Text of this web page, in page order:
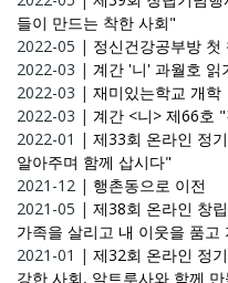
들이 만드는 착한 사회"
2022-05 | 정신건강공부방
2022-03 | 계간 '니' 과월호 읽
2022-03 | 재미있는학교 개학
2022-03 | 계간 <니> 제66호
2022-01 | 제33회 온라인 정
알아주며 함께 삽시다"
2021-12 | 행촌동으로 이전
2021-05 | 제38회 온라인 창
가족을 살리고 내 이웃을 품고
2021-01 | 제32회 온라인 정
강한 사회, 알트루사와 함께